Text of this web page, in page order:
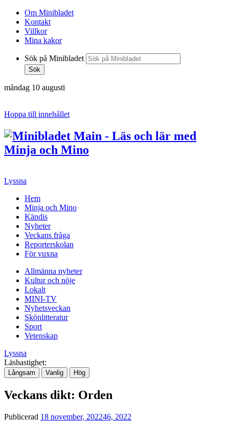
Om Minibladet
Kontakt
Villkor
Mina kakor
Sök på Minibladet
Sök
måndag 10 augusti
Hoppa till innehållet
Lyssna
Hem
Minja och Mino
Kändis
Nyheter
Veckans fråga
Reporterskolan
För vuxna
Allmänna nyheter
Kultur och nöje
Lokalt
MINI-TV
Nyhetsveckan
Skönlitteratur
Sport
Vetenskap
Lyssna
Läshastighet:
Långsam Vanlig Hög
Veckans dikt: Orden
Publicerad 18 november, 202246, 2022